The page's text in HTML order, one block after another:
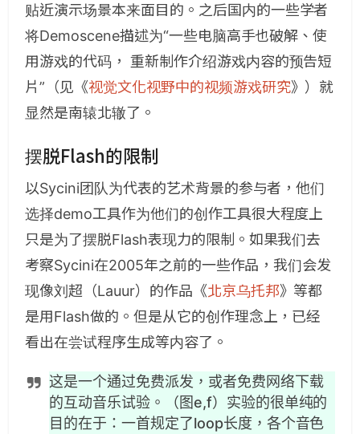
贴近演示场景本来面目的。之后国内的一些学者
将Demoscene描述为“一些电脑高手也破解、使
用游戏的代码， 重新制作介绍游戏内容的预告短
片”（见《视觉文化视野中的视频游戏研究》）就
显然是南辕北辙了。
摆脱Flash的限制
以Sycini团队为代表的艺术背景的参与者，他们
选择demo工具作为他们的创作工具很大程度上
只是为了摆脱Flash表现力的限制。如果我们去
考察Sycini在2005年之前的一些作品，我们会发
现像刘超（Lauur）的作品《北京乌托邦》等都
是用Flash做的。但是从它的创作理念上，已经
看出在尝试程序生成等内容了。
这是一个通过免费派发，或者免费网络下载
的互动音乐试验。（图e,f）实验的很单纯的
目的在于：一首规定了loop长度，各个音色